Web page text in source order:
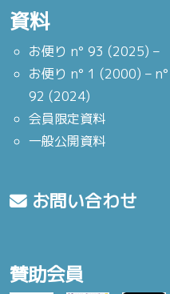
資料
お便り n° 93 (2025) –
お便り n° 1 (2000) – n°
92 (2024)
会員限定資料
一般公開資料
お問い合わせ
賛助会員